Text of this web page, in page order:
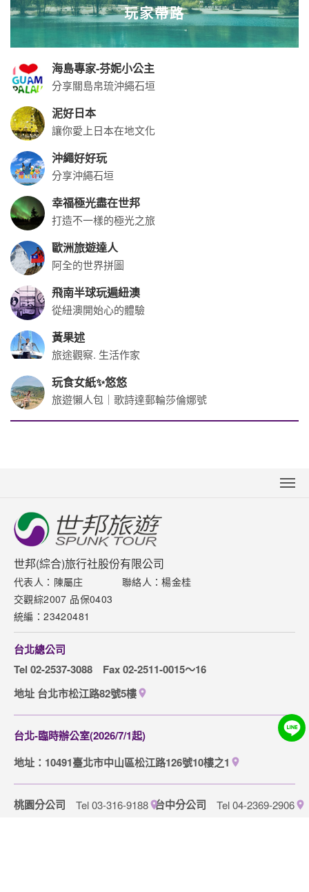
玩家帶路
海島專家-芬妮小公主
分享關島帛琉沖繩石垣
泥好日本
讓你愛上日本在地文化
沖繩好好玩
分享沖繩石垣
幸福極光盡在世邦
打造不一樣的極光之旅
歐洲旅遊達人
阿全的世界拼圖
飛南半球玩遍紐澳
從紐澳開始心的體驗
黃果述
旅途觀察. 生活作家
玩食女紙✨悠悠
旅遊懶人包｜歌詩達郵輪莎倫娜號
關於世邦
新聞中心
聯絡我們
下載專區
網站導覽
取消訂單說明
隱私權保護政策
世邦(綜合)旅行社股份有限公司
代表人：陳屬庄
聯絡人：楊金桂
交觀綜2007 品保0403
統編：23420481
台北總公司
Tel 02-2537-3088
Fax 02-2511-0015～16
地址 台北市松江路82號5樓
台北-臨時辦公室(2026/7/1起)
地址：10491臺北市中山區松江路126號10樓之1
桃園分公司 Tel 03-316-9188 台中分公司 Tel 04-2369-2906